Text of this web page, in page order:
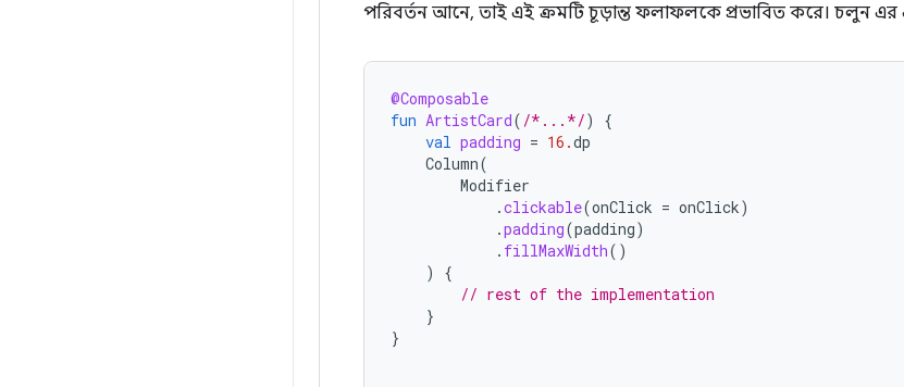
পরিবর্তন আনে, তাই এই ক্রমটি চূড়ান্ত ফলাফলকে প্রভাবিত করে। চলুন এর
@Composable
fun ArtistCard( /*...*/)
{
val padding = 16.dp
Column(
Modifier
.clickable(onClick = onClick)
.padding(padding)
. fillMaxWidth()
)
{
// rest of the implementation
}
}